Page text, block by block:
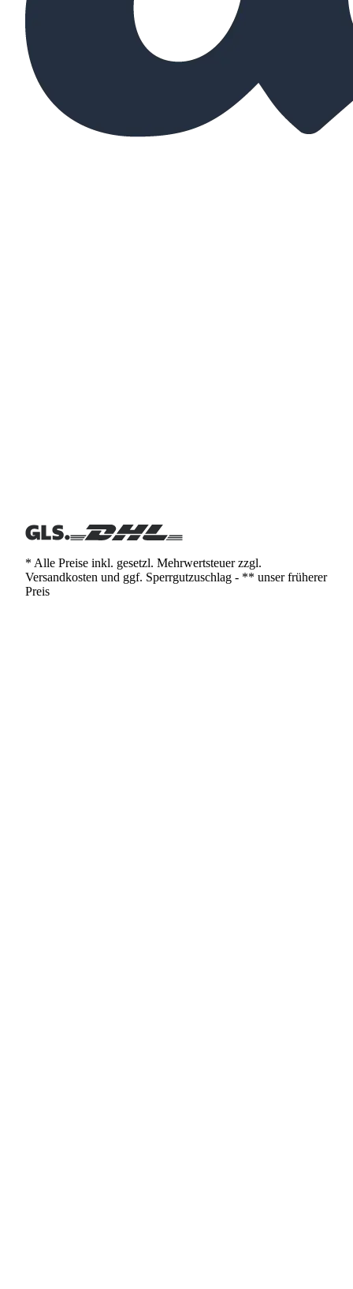
* Alle Preise inkl. gesetzl. Mehrwertsteuer zzgl.
Versandkosten und ggf. Sperrgutzuschlag - ** unser früherer
Preis